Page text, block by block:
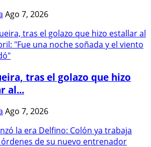
Ago 7, 2026
tras el golazo que hizo
al...
Ago 7, 2026